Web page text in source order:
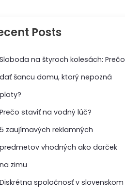
Posts
Sloboda na štyroch kolesách: Prečo
dať šancu domu, ktorý nepozná
ploty?
Prečo staviť na vodný lúč?
5 zaujímavých reklamných
predmetov vhodných ako darček
na zimu
Diskrétna spoločnosť v slovenskom